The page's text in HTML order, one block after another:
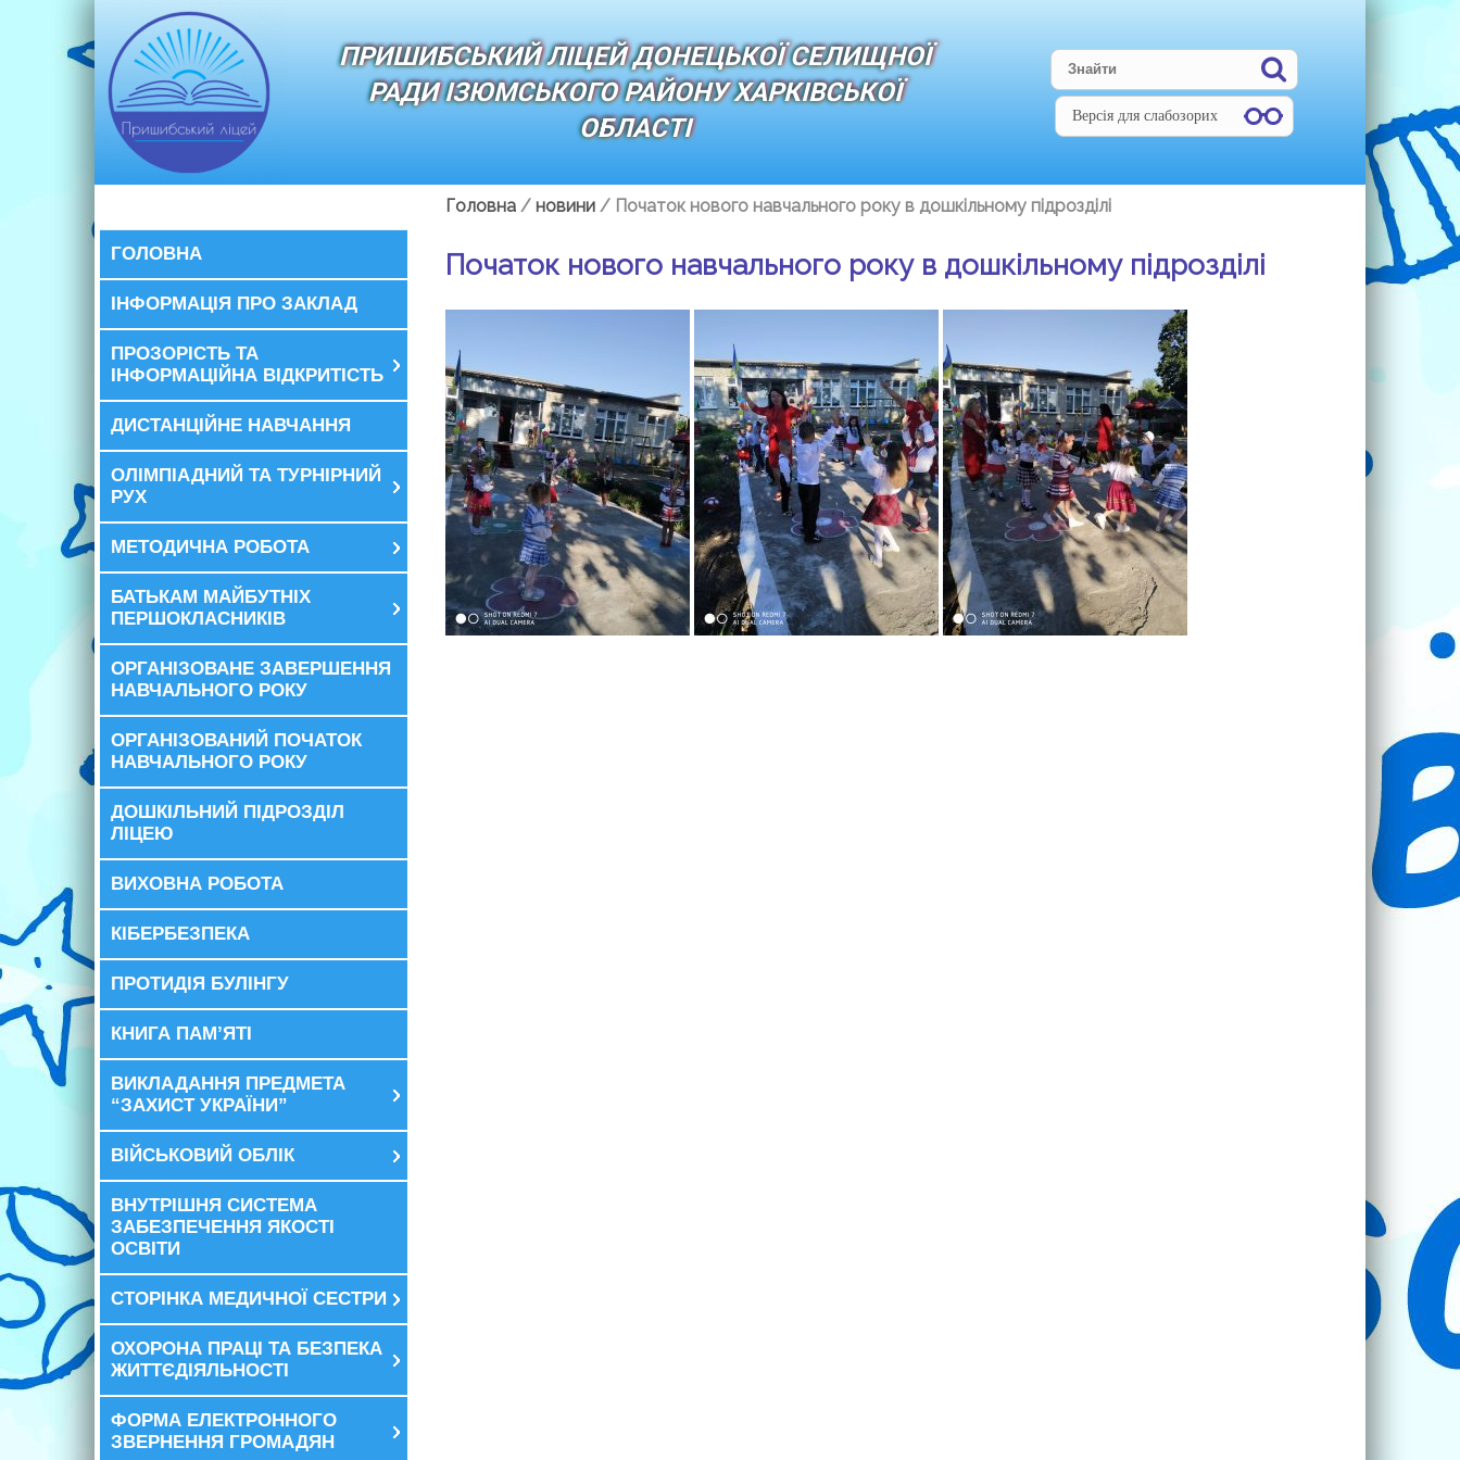
ПРИШИБСЬКИЙ ЛІЦЕЙ ДОНЕЦЬКОЇ СЕЛИЩНОЇ
РАДИ ІЗЮМСЬКОГО РАЙОНУ ХАРКІВСЬКОЇ
ОБЛАСТІ
Версія для слабозорих
Головна / новини / Початок нового навчального року в дошкільному підрозділі
ГОЛОВНА
ІНФОРМАЦІЯ ПРО ЗАКЛАД
ПРОЗОРІСТЬ ТА
ІНФОРМАЦІЙНА ВІДКРИТІСТЬ
ДИСТАНЦІЙНЕ НАВЧАННЯ
ОЛІМПІАДНИЙ ТА ТУРНІРНИЙ
РУХ
МЕТОДИЧНА РОБОТА
БАТЬКАМ МАЙБУТНІХ
ПЕРШОКЛАСНИКІВ
ОРГАНІЗОВАНЕ ЗАВЕРШЕННЯ
НАВЧАЛЬНОГО РОКУ
ОРГАНІЗОВАНИЙ ПОЧАТОК
НАВЧАЛЬНОГО РОКУ
ДОШКІЛЬНИЙ ПІДРОЗДІЛ
ЛІЦЕЮ
ВИХОВНА РОБОТА
КІБЕРБЕЗПЕКА
ПРОТИДІЯ БУЛІНГУ
КНИГА ПАМ’ЯТІ
ВИКЛАДАННЯ ПРЕДМЕТА
“ЗАХИСТ УКРАЇНИ”
ВІЙСЬКОВИЙ ОБЛІК
ВНУТРІШНЯ СИСТЕМА
ЗАБЕЗПЕЧЕННЯ ЯКОСТІ
ОСВІТИ
СТОРІНКА МЕДИЧНОЇ СЕСТРИ
ОХОРОНА ПРАЦІ ТА БЕЗПЕКА
ЖИТТЄДІЯЛЬНОСТІ
ФОРМА ЕЛЕКТРОННОГО
ЗВЕРНЕННЯ ГРОМАДЯН
Початок нового навчального року в дошкільному підрозділі